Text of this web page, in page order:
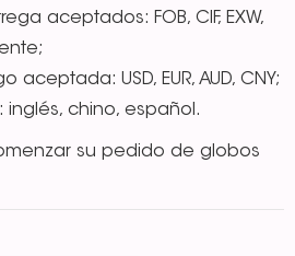
aceptados: FOB, CIF, EXW,
USD, EUR, AUD, CNY;
chino, español.
su pedido de globos